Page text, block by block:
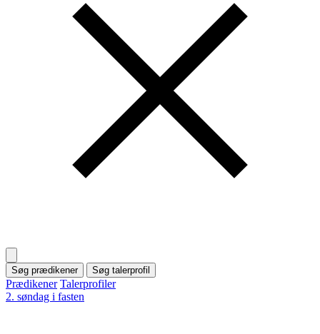
Søg prædikener Søg talerprofil
Prædikener Talerprofiler
2. søndag i fasten